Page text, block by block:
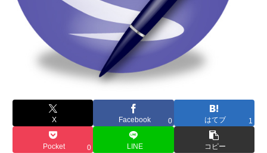
X Facebook 0 はてブ 1
Pocket 0 LINE コピー